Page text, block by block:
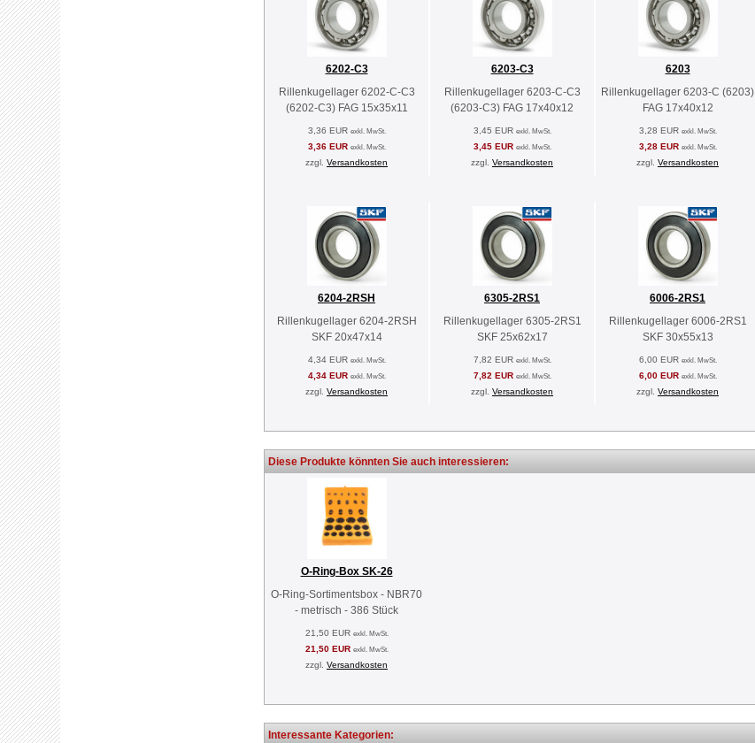
6202-C3
Rillenkugellager 6202-C-C3
(6202-C3) FAG 15x35x11
3,36 EUR exkl. MwSt.
3,36 EUR exkl. MwSt.
zzgl. Versandkosten
6203-C3
Rillenkugellager 6203-C-C3
(6203-C3) FAG 17x40x12
3,45 EUR exkl. MwSt.
3,45 EUR exkl. MwSt.
zzgl. Versandkosten
6203
Rillenkugellager 6203-C (6203)
FAG 17x40x12
3,28 EUR exkl. MwSt.
3,28 EUR exkl. MwSt.
zzgl. Versandkosten
6204-2RSH
Rillenkugellager 6204-2RSH
SKF 20x47x14
4,34 EUR exkl. MwSt.
4,34 EUR exkl. MwSt.
zzgl. Versandkosten
6305-2RS1
Rillenkugellager 6305-2RS1
SKF 25x62x17
7,82 EUR exkl. MwSt.
7,82 EUR exkl. MwSt.
zzgl. Versandkosten
6006-2RS1
Rillenkugellager 6006-2RS1
SKF 30x55x13
6,00 EUR exkl. MwSt.
6,00 EUR exkl. MwSt.
zzgl. Versandkosten
Diese Produkte könnten Sie auch interessieren:
O-Ring-Box SK-26
O-Ring-Sortimentsbox - NBR70
- metrisch - 386 Stück
21,50 EUR exkl. MwSt.
21,50 EUR exkl. MwSt.
zzgl. Versandkosten
Interessante Kategorien: